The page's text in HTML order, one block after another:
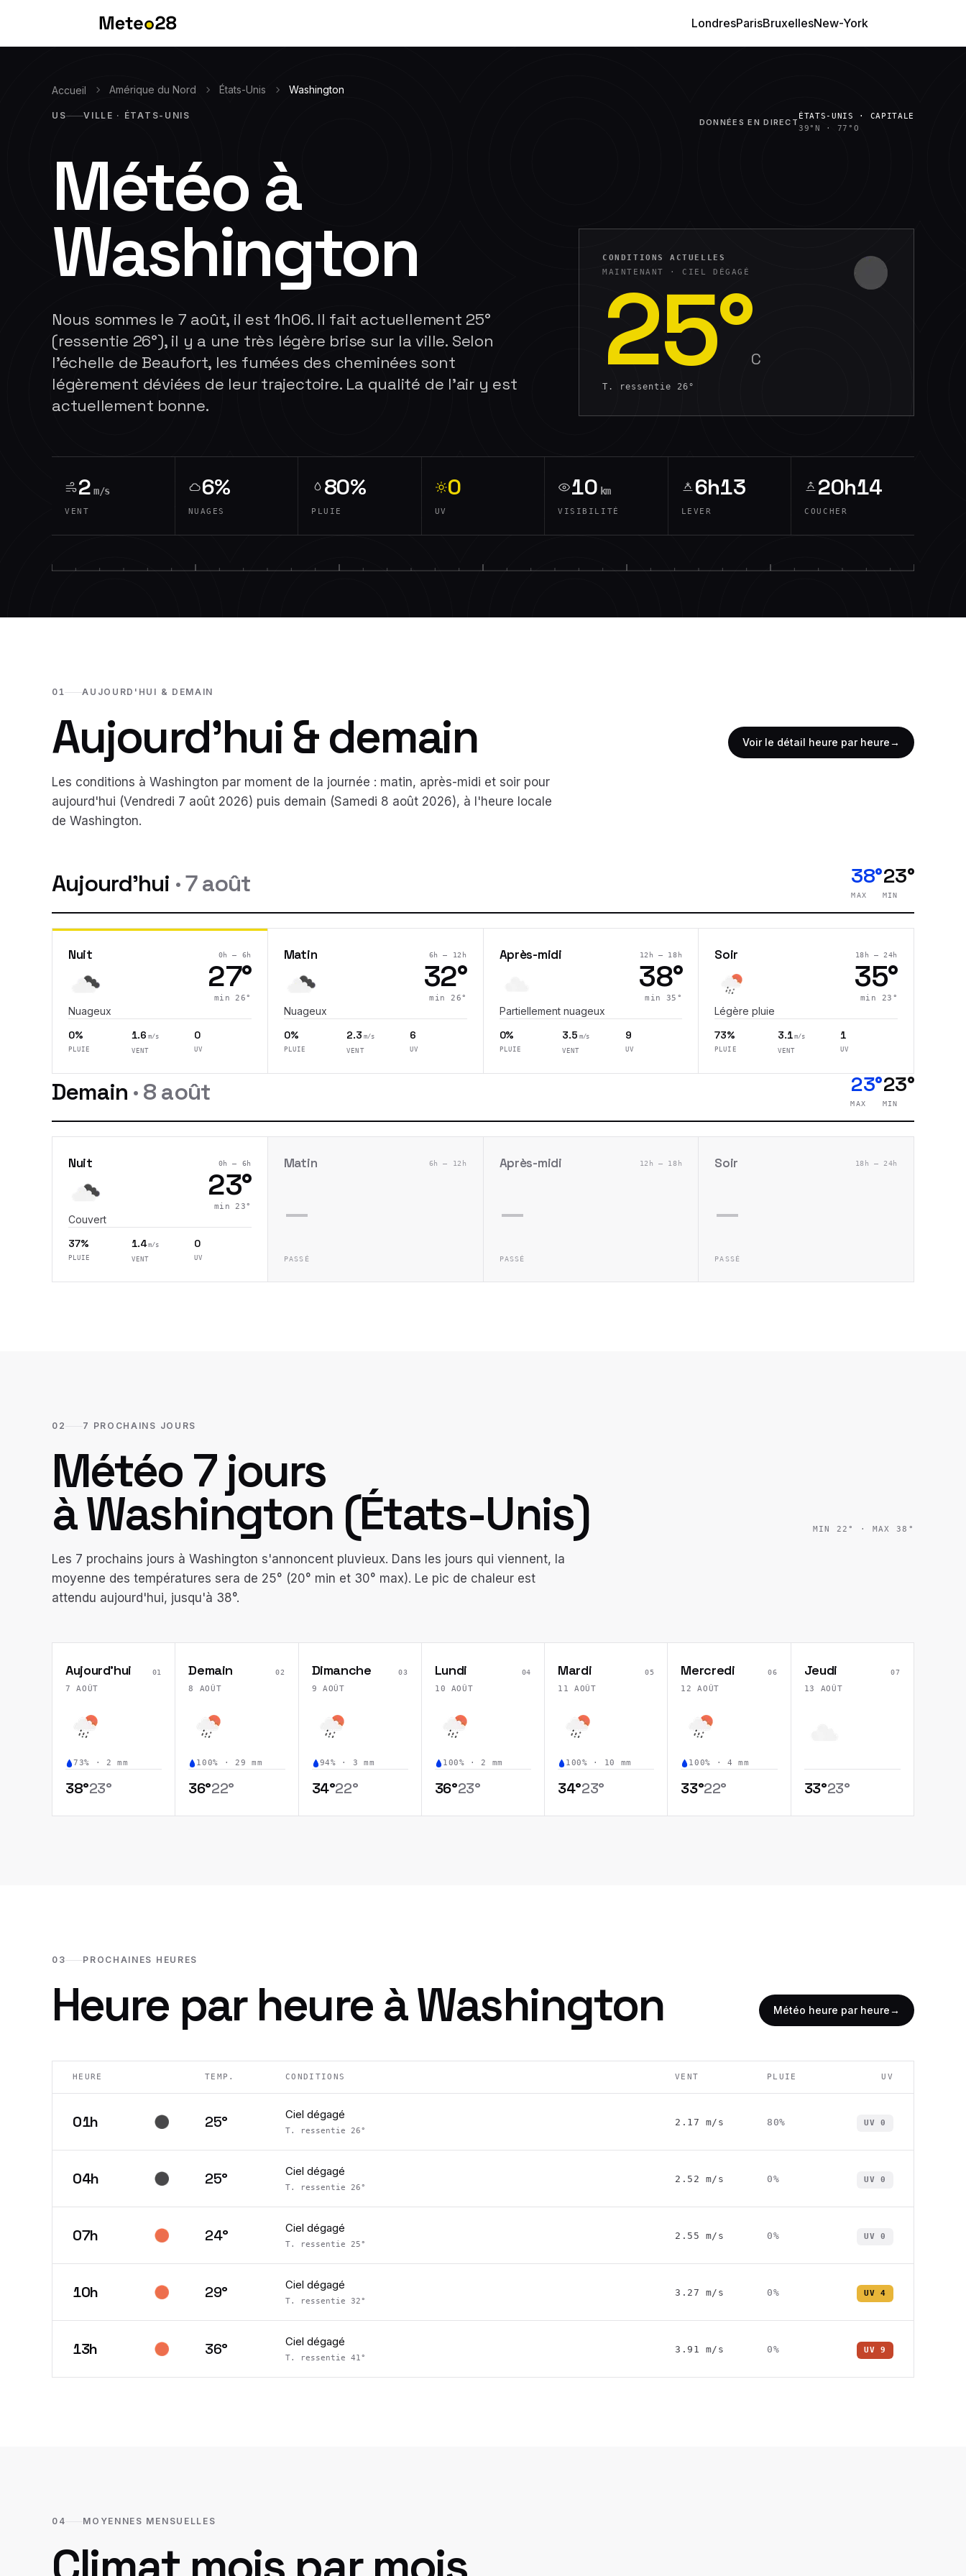
LondresParisBruxellesNew-York
Accueil Amérique du Nord États-Unis Washington
US VILLE · ÉTATS-UNIS
DONNÉES EN DIRECT
ÉTATS-UNIS · CAPITALE
39°N
· 77°O
Météo à
Washington
Nous sommes le 7 août, il est 1h06. Il fait actuellement 25°
(ressentie 26°), il y a une très légère brise sur la ville. Selon
l'échelle de Beaufort, les fumées des cheminées sont
légèrement déviées de leur trajectoire. La qualité de l'air y est
actuellement bonne.
CONDITIONS ACTUELLES
MAINTENANT · CIEL DÉGAGÉ
25°C
T. ressentie 26°
2 m/s
VENT
6%
NUAGES
80%
PLUIE
0
UV
10 km
VISIBILITÉ
6h13
LEVER
20h14
COUCHER
01 AUJOURD'HUI & DEMAIN
Aujourd'hui & demain Voir le détail heure par heure→
Les conditions à Washington par moment de la journée : matin, après-midi et soir pour
aujourd'hui (Vendredi 7 août 2026) puis demain (Samedi 8 août 2026), à l'heure locale
de Washington.
Aujourd'hui ·7 août 38°
MAX
23°
MIN
Nuit 0h – 6h
27°
min26°
Nuageux
0%
PLUIE
1.6 m/s
VENT
0
UV
Matin 6h – 12h
32°
min26°
Nuageux
0%
PLUIE
2.3 m/s
VENT
6
UV
Après-midi 12h – 18h
38°
min 35 °
Partiellement nuageux
0%
PLUIE
3.5 m/s
VENT
9
UV
Soir 18h – 24h
35°
min 23 °
Légère pluie
73%
PLUIE
3.1 m/s
VENT
1
UV
Demain · 8 août 23°
MAX
23°
MIN
Nuit 0h – 6h
23°
min23°
Couvert
37%
PLUIE
1.4 m/s
VENT
0
UV
Matin 6h – 12h
—
PASSÉ
Après-midi 12h – 18h
—
PASSÉ
Soir 18h – 24h
—
PASSÉ
02 7 PROCHAINS JOURS
Météo 7 jours
àWashington (États-Unis) MIN 22 ° · MAX38 °
Les 7 prochains jours à Washington s'annoncent pluvieux. Dans les jours qui viennent, la
moyenne des températures sera de 25° (20° min et 30° max). Le pic de chaleur est
attendu aujourd'hui, jusqu'à 38°.
Aujourd'hui
7 AOÛT
01
73% · 2 mm
38°23°
Demain
8 AOÛT
02
100% · 29 mm
36°22°
Dimanche
9 AOÛT
03
94% · 3 mm
34°22°
Lundi
10 AOÛT
04
100% ·2 mm
36°23°
Mardi
11 AOÛT
05
100% · 10 mm
34°23°
Mercredi
12 AOÛT
06
100% ·4 mm
33°22°
Jeudi
13 AOÛT
07
33°23°
03 PROCHAINES HEURES
Heure par heure àWashington Météo heure par heure→
HEURE TEMP. CONDITIONS VENT PLUIE UV
01h 25° Ciel dégagé
T. ressentie 26°
2.17 m/s 80% UV0
04h 25° Ciel dégagé
T. ressentie 26°
2.52 m/s 0% UV0
07h 24° Ciel dégagé
T. ressentie 25°
2.55 m/s 0% UV0
10h 29° Ciel dégagé
T. ressentie 32°
3.27 m/s 0% UV4
13h 36° Ciel dégagé
T. ressentie 41°
3.91 m/s 0% UV9
04 MOYENNES MENSUELLES